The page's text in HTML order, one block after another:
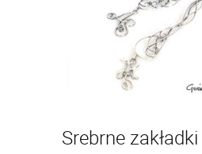
Srebrne